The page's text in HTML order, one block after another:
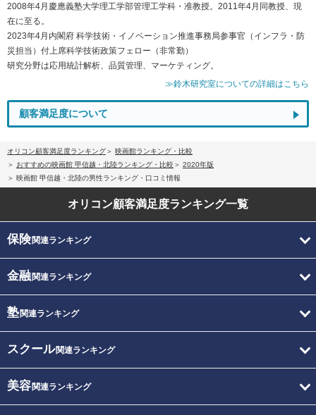
2008年4月慶應義塾大学理工学部管理工学科・准教授。2011年4月同教授、現
在に至る。
2023年4月内閣府 科学技術・イノベーション推進事務局参事官（インフラ・防
災担当）付上席科学技術政策フェロー（非常勤）
研究分野は応用統計解析、品質管理、マーケティング。
≫鈴木研究室についての詳細はこちら
顧客満足度について
オリコン顧客満足度ランキング
映画館ランキング・比較
おすすめの映画館 甲信越・北陸ランキング・比較
2020年版
映画館 甲信越・北陸の男性ランキング・口コミ情報
オリコン顧客満足度ランキング一覧
保険関連ランキング
金融関連ランキング
塾関連ランキング
スクール関連ランキング
美容関連ランキング